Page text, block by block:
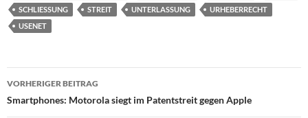
SCHLIESSUNG
STREIT UNTERLASSUNG
URHEBERRECHT
USENET
Beitragsnavigation
VORHERIGER BEITRAG
Smartphones: Motorola siegt im Patentstreit gegen Apple